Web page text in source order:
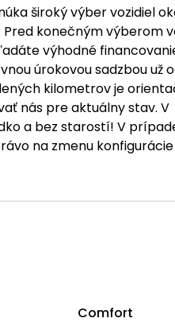
široký výber vozidiel
konečným výberom
výhodné
úrokovou sadzbou už
kilometrov je
nás pre aktuálny stav. V
a bez starostí! V
na zmenu konfigurácie
Comfort